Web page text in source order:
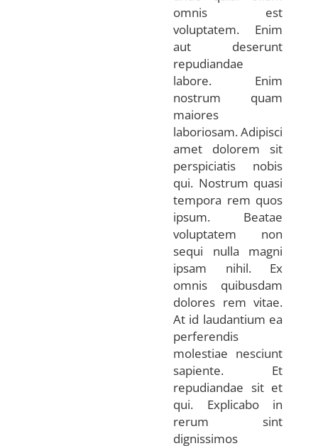
omnis est
voluptatem. Enim
aut deserunt
repudiandae
labore. Enim
nostrum quam
maiores
laboriosam. Adipisci
amet dolorem sit
perspiciatis nobis
qui. Nostrum quasi
tempora rem quos
ipsum. Beatae
voluptatem non
sequi nulla magni
ipsam nihil. Ex
omnis quibusdam
dolores rem vitae.
At id laudantium ea
perferendis
molestiae nesciunt
sapiente. Et
repudiandae sit et
qui. Explicabo in
rerum sint
dignissimos